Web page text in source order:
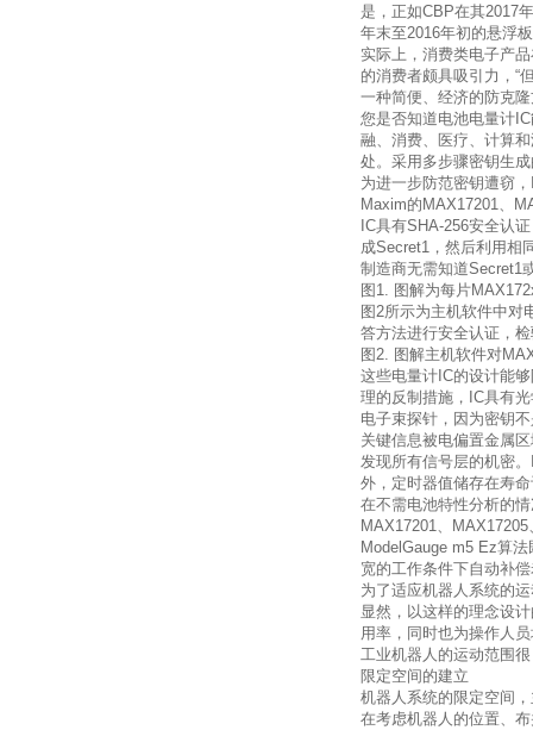
是，正如CBP在其2017年
年末至2016年初的悬浮
实际上，消费类电子产
的消费者颇具吸引力，“
一种简便、经济的防克
您是否知道电池电量计 IC
融、消费、医疗、计算
处。采用多步骤密钥生
为进一步防范密钥遭窃，
Maxim的 MAX17201、
IC具有SHA-256安全认
成Secret1 ，然后利用相
制造商无需知道Secret1
图 1. 图解为每片
图2所示为主机软件中对
答方法进行安全认证，
图2. 图解主机软件对
这些电量计 IC的设计能
理的反制措施， IC具有
电子束探针，因为密钥
关键信息被电偏置金属
发现所有信号层的机密。
外，定时器值储存在寿
在不需电池特性分析的
MAX17201、 MAX17205
ModelGauge m5 Ez算法
宽的工作条件下自动补
为了适应机器人系统的
显然，以这样的理念设
用率，同时也为操作人
工业机器人的运动范围很
限定空间的建立
机器人系统的限定空间
在考虑机器人的位置、